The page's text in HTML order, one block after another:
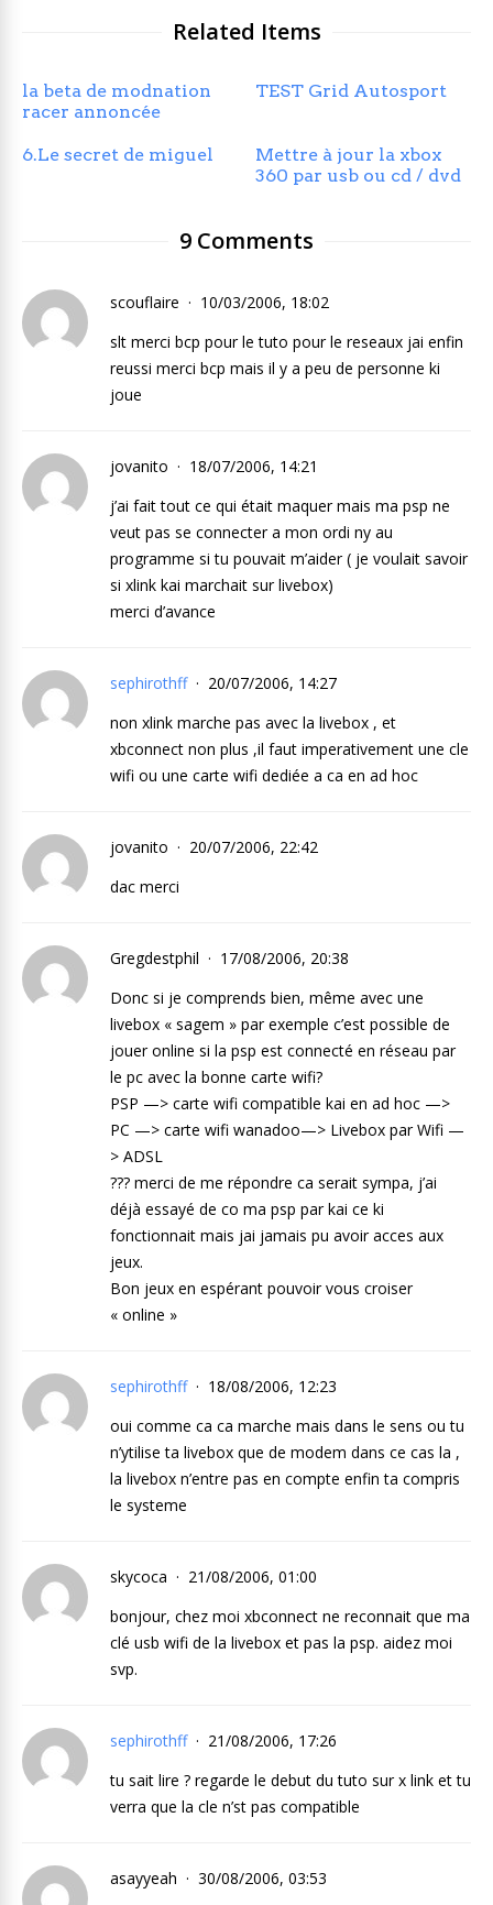
Related Items
la beta de modnation
racer annoncée
TEST Grid Autosport
6.Le secret de miguel
Mettre à jour la xbox
360 par usb ou cd / dvd
9 Comments
scouflaire
10/03/2006, 18:02
slt merci bcp pour le tuto pour le reseaux jai enfin
reussi merci bcp mais il y a peu de personne ki
joue
jovanito
18/07/2006, 14:21
j’ai fait tout ce qui était maquer mais ma psp ne
veut pas se connecter a mon ordi ny au
programme si tu pouvait m’aider ( je voulait savoir
si xlink kai marchait sur livebox)
merci d’avance
sephirothff
20/07/2006, 14:27
non xlink marche pas avec la livebox , et
xbconnect non plus ,il faut imperativement une cle
wifi ou une carte wifi dediée a ca en ad hoc
jovanito
20/07/2006, 22:42
dac merci
Gregdestphil
17/08/2006, 20:38
Donc si je comprends bien, même avec une
livebox « sagem » par exemple c’est possible de
jouer online si la psp est connecté en réseau par
le pc avec la bonne carte wifi?
PSP —> carte wifi compatible kai en ad hoc —>
PC —> carte wifi wanadoo—> Livebox par Wifi —
> ADSL
??? merci de me répondre ca serait sympa, j’ai
déjà essayé de co ma psp par kai ce ki
fonctionnait mais jai jamais pu avoir acces aux
jeux.
Bon jeux en espérant pouvoir vous croiser
« online »
sephirothff
18/08/2006, 12:23
oui comme ca ca marche mais dans le sens ou tu
n’ytilise ta livebox que de modem dans ce cas la ,
la livebox n’entre pas en compte enfin ta compris
le systeme
skycoca
21/08/2006, 01:00
bonjour, chez moi xbconnect ne reconnait que ma
clé usb wifi de la livebox et pas la psp. aidez moi
svp.
sephirothff
21/08/2006, 17:26
tu sait lire ? regarde le debut du tuto sur x link et tu
verra que la cle n’st pas compatible
asayyeah
30/08/2006, 03:53